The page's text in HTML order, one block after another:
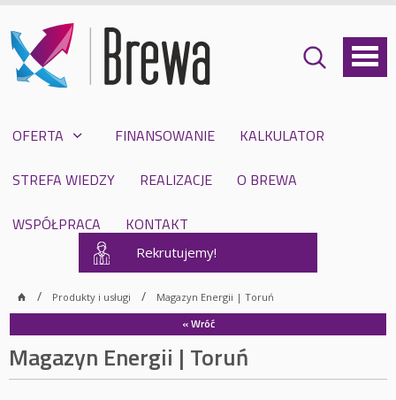
OFERTA FINANSOWANIE KALKULATOR
STREFA WIEDZY REALIZACJE O BREWA
WSPÓŁPRACA KONTAKT
Rekrutujemy!
Produkty i usługi Magazyn Energii | Toruń
« Wróć
Magazyn Energii | Toruń